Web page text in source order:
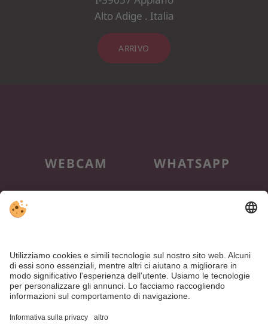
Alto Adige . Italia
ARRIVO
WEBCAM WHATSAPP